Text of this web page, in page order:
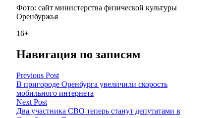
Фото: сайт министерства физической культуры
Оренбуржья
16+
Навигация по записям
Previous Post
В пригороде Оренбурга увеличили скорость
мобильного интернета
Next Post
Два участника СВО теперь станут депутатами в